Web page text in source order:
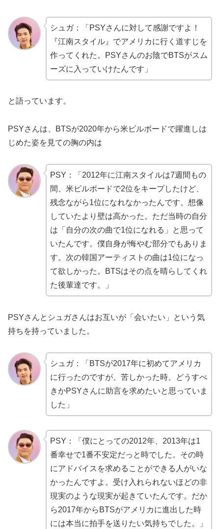
シュガ：「PSYさんに対して感謝ですよ！
『江南スタイル』でアメリカに行く道すじを
作ってくれた。PSYさんのお陰でBTSがスム
ーズに入っていけたんです」
と語っています。
PSYさんは、BTSが2020年から米ビルボードで躍進しは
じめた姿を見ての胸の内は
PSY：「2012年に江南スタイルは7週間もの
間、米ビルボードで2位をキープしたけど、
残念ながら1位になれなかったんです。想像
していたより壁は高かった。ただ当時の自分
は「自分の次の曲で1位になれる」と思って
いたんです。僕自身が悔やむ部分でもありま
す。次の韓国アーティストの曲は1位になっ
て欲しかった。BTSはその点を晴らしてくれ
た後輩達です。」
PSYさんとシュガさんはお互いが「会いたい」という気
持ちを持っていました。
シュガ：「BTSが2017年に初めてアメリカ
に行ったのですが、苦しかった時、どうすべ
きかPSYさんに助言を求めたいと思っていま
した」
PSY：「僕にとっての2012年、2013年は1
番幸せで1番不安定だっと時でした。その時
にアドバイスを求めることができる人がいな
かったんですよ。受け入れられないほどの非
現実のような現実が起きていたんです。だか
ら2017年からBTSがアメリカに進出した時
には本当に拍手を送りたい気持ちでした。」